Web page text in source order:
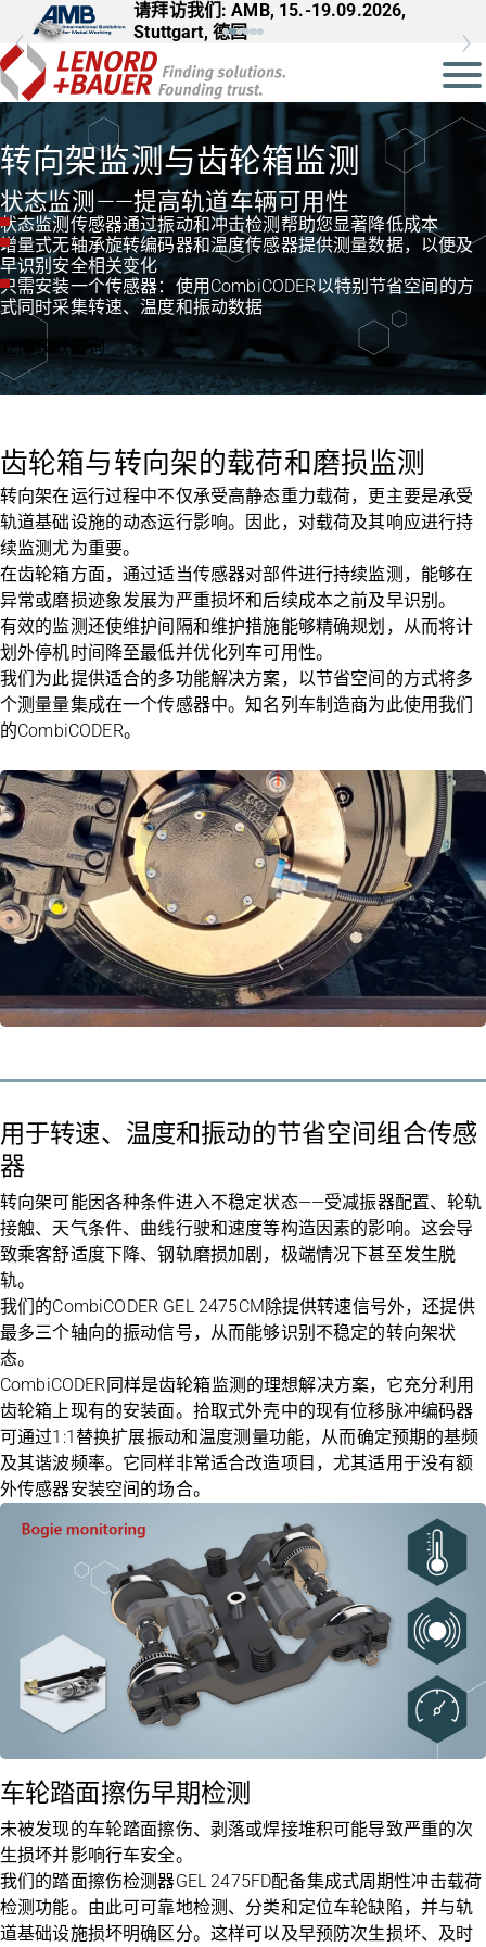
请拜访我们: AMB, 15.-19.09.2026,
Stuttgart, 德国
转向架监测与齿轮箱监测
状态监测——提高轨道车辆可用性
状态监测传感器通过振动和冲击检测帮助您显著降低成本
增量式无轴承旋转编码器和温度传感器提供测量数据，以便及
早识别安全相关变化
只需安装一个传感器：使用CombiCODER以特别节省空间的方
式同时采集转速、温度和振动数据
立即获取咨询
齿轮箱与转向架的载荷和磨损监测
转向架在运行过程中不仅承受高静态重力载荷，更主要是承受
轨道基础设施的动态运行影响。因此，对载荷及其响应进行持
续监测尤为重要。
在齿轮箱方面，通过适当传感器对部件进行持续监测，能够在
异常或磨损迹象发展为严重损坏和后续成本之前及早识别。
有效的监测还使维护间隔和维护措施能够精确规划，从而将计
划外停机时间降至最低并优化列车可用性。
我们为此提供适合的多功能解决方案，以节省空间的方式将多
个测量量集成在一个传感器中。知名列车制造商为此使用我们
的CombiCODER。
用于转速、温度和振动的节省空间组合传感
器
转向架可能因各种条件进入不稳定状态——受减振器配置、轮轨
接触、天气条件、曲线行驶和速度等构造因素的影响。这会导
致乘客舒适度下降、钢轨磨损加剧，极端情况下甚至发生脱
轨。
我们的CombiCODER GEL 2475CM除提供转速信号外，还提供
最多三个轴向的振动信号，从而能够识别不稳定的转向架状
态。
CombiCODER同样是齿轮箱监测的理想解决方案，它充分利用
齿轮箱上现有的安装面。拾取式外壳中的现有位移脉冲编码器
可通过1:1替换扩展振动和温度测量功能，从而确定预期的基频
及其谐波频率。它同样非常适合改造项目，尤其适用于没有额
外传感器安装空间的场合。
车轮踏面擦伤早期检测
未被发现的车轮踏面擦伤、剥落或焊接堆积可能导致严重的次
生损坏并影响行车安全。
我们的踏面擦伤检测器GEL 2475FD配备集成式周期性冲击载荷
检测功能。由此可可靠地检测、分类和定位车轮缺陷，并与轨
道基础设施损坏明确区分。这样可以及早预防次生损坏、及时